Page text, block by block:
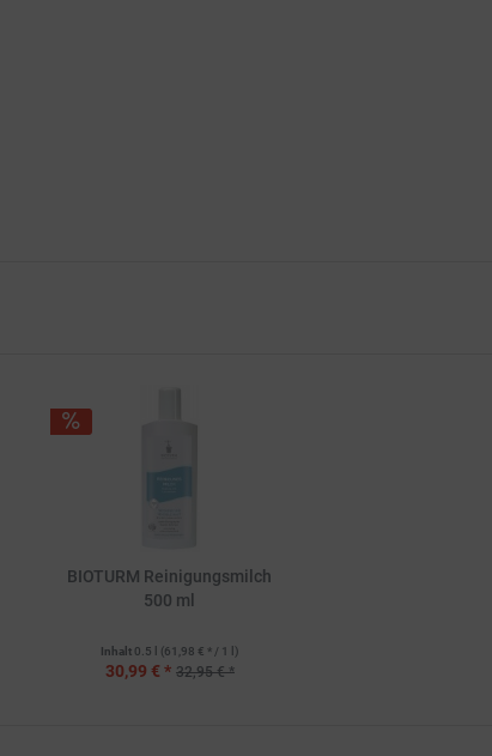
BIOTURM Reinigungsmilch
500 ml
Inhalt 0.5 l (61,98 € * / 1 l)
30,99 € * 32,95 € *